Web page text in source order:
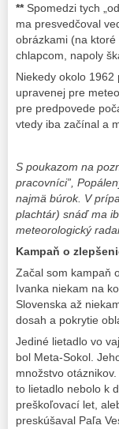
**Spomedzi tych
ma presvedčoval
obrázkami (na
chlapcom, napoly
Niekedy okolo 1962
upravenej pre
pre predpovede
vtedy iba začínal a
S poukazom na
pracovníci”,
najmä búrok. V
plachtár) snáď ma
meteorologický
Kampaň o
Začal som kampaň
Ivanka niekam na
Slovenska až
dosah a pokrytie
Jediné lietadlo vo
bol Meta-Sokol.
množstvo
to lietadlo nebolo k
preškoľovací let,
preskúšaval Paľa